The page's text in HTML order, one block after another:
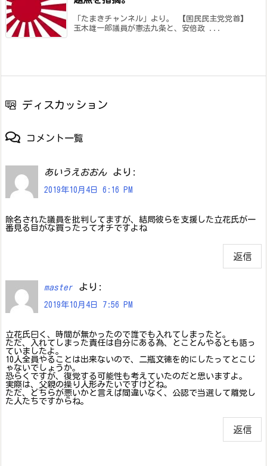
「たまきチャンネル」より。 【国民民主党党首】
玉木雄一郎議員が憲法九条と、安倍政 ...
ディスカッション
コメント一覧
あいうえおおん より:
2019年10月4日 6:16 PM
除名された議員を批判してますが、結局彼らを支援した立花氏が一
番見る目がな買ったってオチですよね
返信
master より:
2019年10月4日 7:56 PM
立花氏曰く、時間が無かったので誰でも入れてしまったと。
ただ、入れてしまった責任は自分にある為、とことんやるとも語っ
ていましたよ。
10人全員やることは出来ないので、二瓶文徳を的にしたってとこじ
ゃないでしょうか。
恐らくですが、復党する可能性も考えていたのだと思いますよ。
実際は、父親の操り人形みたいですけどね。
ただ、どちらが悪いかと言えば間違いなく、公認で当選して離党し
た人たちですからね。
返信